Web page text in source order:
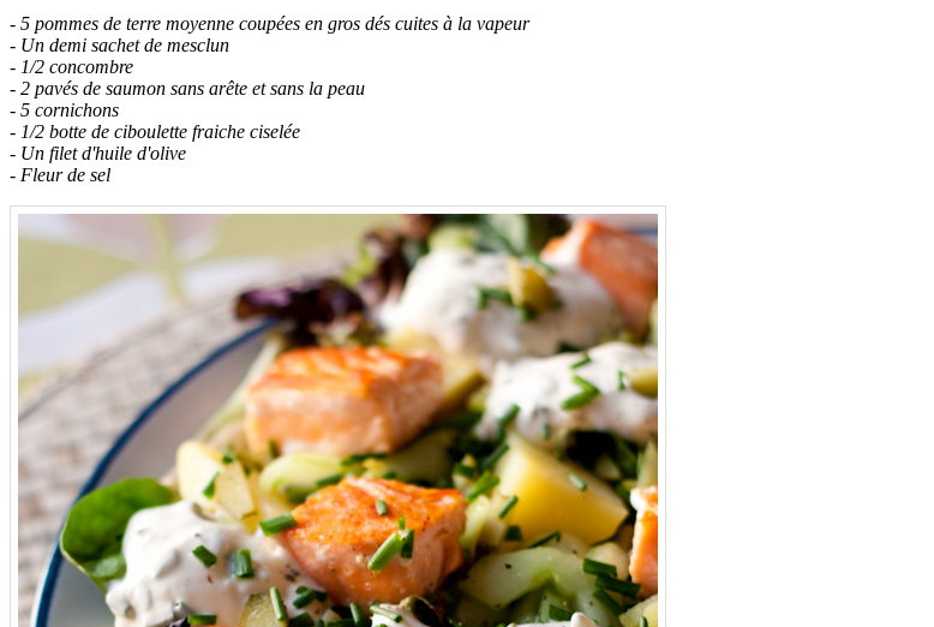
- 5 pommes de terre moyenne coupées en gros dés cuites à la vapeur
- Un demi sachet de mesclun
- 1/2 concombre
- 2 pavés de saumon sans arête et sans la peau
- 5 cornichons
- 1/2 botte de ciboulette fraiche ciselée
- Un filet d'huile d'olive
- Fleur de sel